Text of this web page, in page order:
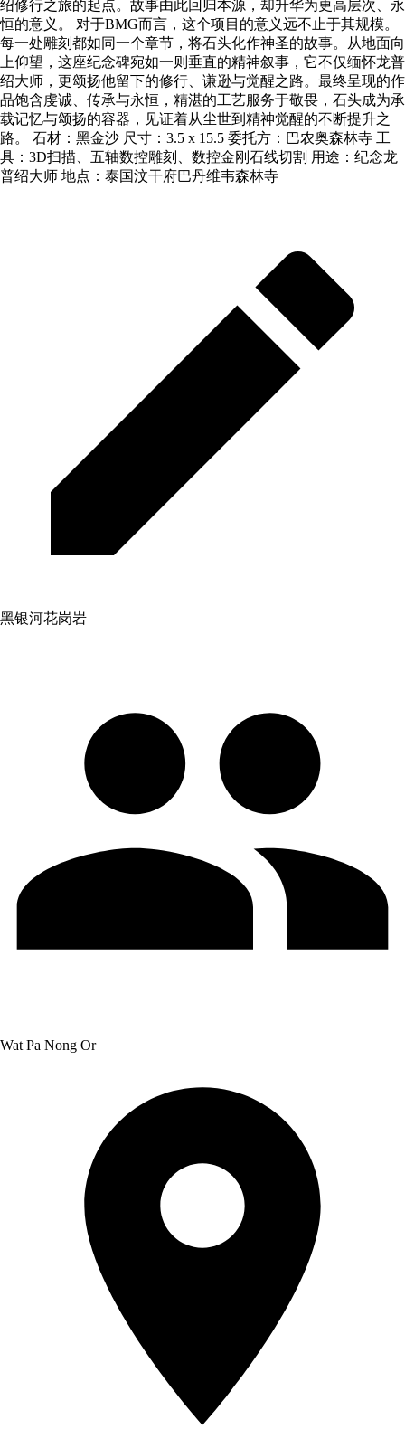
绍修行之旅的起点。故事由此回归本源，却升华为更高层次、永
恒的意义。 对于BMG而言，这个项目的意义远不止于其规模。
每一处雕刻都如同一个章节，将石头化作神圣的故事。从地面向
上仰望，这座纪念碑宛如一则垂直的精神叙事，它不仅缅怀龙普
绍大师，更颂扬他留下的修行、谦逊与觉醒之路。最终呈现的作
品饱含虔诚、传承与永恒，精湛的工艺服务于敬畏，石头成为承
载记忆与颂扬的容器，见证着从尘世到精神觉醒的不断提升之
路。 石材：黑金沙 尺寸：3.5 x 15.5 委托方：巴农奥森林寺 工
具：3D扫描、五轴数控雕刻、数控金刚石线切割 用途：纪念龙
普绍大师 地点：泰国汶干府巴丹维韦森林寺
黑银河花岗岩
Wat Pa Nong Or